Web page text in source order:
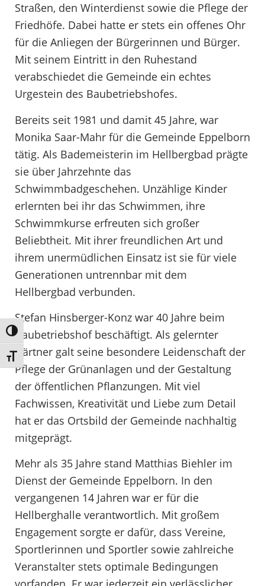
Umschalten auf hohe Kontraste
Schrift vergrößern
Straßen, den Winterdienst sowie die Pflege der
Friedhöfe. Dabei hatte er stets ein offenes Ohr
für die Anliegen der Bürgerinnen und Bürger.
Mit seinem Eintritt in den Ruhestand
verabschiedet die Gemeinde ein echtes
Urgestein des Baubetriebshofes.
Bereits seit 1981 und damit 45 Jahre, war
Monika Saar-Mahr für die Gemeinde Eppelborn
tätig. Als Bademeisterin im Hellbergbad prägte
sie über Jahrzehnte das
Schwimmbadgeschehen. Unzählige Kinder
erlernten bei ihr das Schwimmen, ihre
Schwimmkurse erfreuten sich großer
Beliebtheit. Mit ihrer freundlichen Art und
ihrem unermüdlichen Einsatz ist sie für viele
Generationen untrennbar mit dem
Hellbergbad verbunden.
Stefan Hinsberger-Konz war 40 Jahre beim
Baubetriebshof beschäftigt. Als gelernter
Gärtner galt seine besondere Leidenschaft der
Pflege der Grünanlagen und der Gestaltung
der öffentlichen Pflanzungen. Mit viel
Fachwissen, Kreativität und Liebe zum Detail
hat er das Ortsbild der Gemeinde nachhaltig
mitgeprägt.
Mehr als 35 Jahre stand Matthias Biehler im
Dienst der Gemeinde Eppelborn. In den
vergangenen 14 Jahren war er für die
Hellberghalle verantwortlich. Mit großem
Engagement sorgte er dafür, dass Vereine,
Sportlerinnen und Sportler sowie zahlreiche
Veranstalter stets optimale Bedingungen